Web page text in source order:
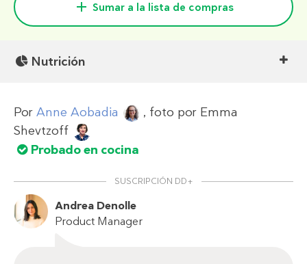
Sumar a la lista de compras
Nutrición
Por Anne Aobadia , foto por Emma
Shevtzoff
Probado en cocina
SUSCRIPCIÓN DD+
Andrea Denolle
Product Manager